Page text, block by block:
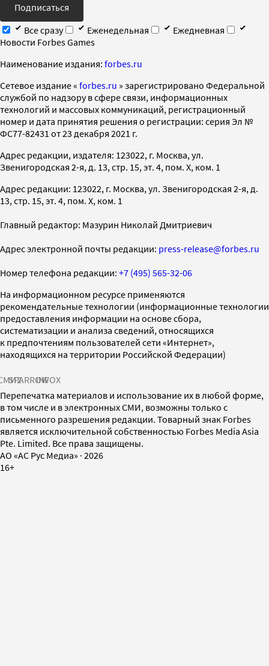
Подписаться
Все сразу
Еженедельная
Ежедневная
Новости Forbes Games
Наименование издания: forbes.ru
Cетевое издание « forbes.ru » зарегистрировано Федеральной
службой по надзору в сфере связи, информационных
технологий и массовых коммуникаций, регистрационный
номер и дата принятия решения о регистрации: серия Эл №
ФС77-82431 от 23 декабря 2021 г.
Адрес редакции, издателя: 123022, г. Москва, ул.
Звенигородская 2-я, д. 13, стр. 15, эт. 4, пом. X, ком. 1
Адрес редакции: 123022, г. Москва, ул. Звенигородская 2-я, д.
13, стр. 15, эт. 4, пом. X, ком. 1
Главный редактор: Мазурин Николай Дмитриевич
Адрес электронной почты редакции: press-release@forbes.ru
Номер телефона редакции: +7 (495) 565-32-06
На информационном ресурсе применяются
рекомендательные технологии (информационные технологии
предоставления информации на основе сбора,
систематизации и анализа сведений, относящихся
к предпочтениям пользователей сети «Интернет»,
находящихся на территории Российской Федерации)
SPARROWINFOX
Перепечатка материалов и использование их в любой форме,
в том числе и в электронных СМИ, возможны только с
письменного разрешения редакции. Товарный знак Forbes
является исключительной собственностью Forbes Media Asia
Pte. Limited. Все права защищены.
AO «АС Рус Медиа» · 2026
16+